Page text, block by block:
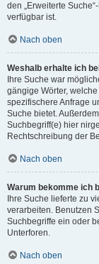
den „Erweiterte
verfügbar ist.
Nach oben
Weshalb erhalte ich
Ihre Suche war
gängige Wörter,
spezifischere Anfrage
Suche bietet.
Suchbegriff(e) hier
Rechtschreibung der
Nach oben
Warum bekomme ich
Ihre Suche lieferte zu
verarbeiten. Benutzen
Suchbegriffe ein oder
Unterforen.
Nach oben